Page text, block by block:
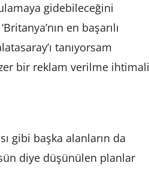
gidebileceğini
en başarılı
tanıyorsam
bir reklam verilme ihtimali
gibi başka alanların da
diye düşünülen planlar